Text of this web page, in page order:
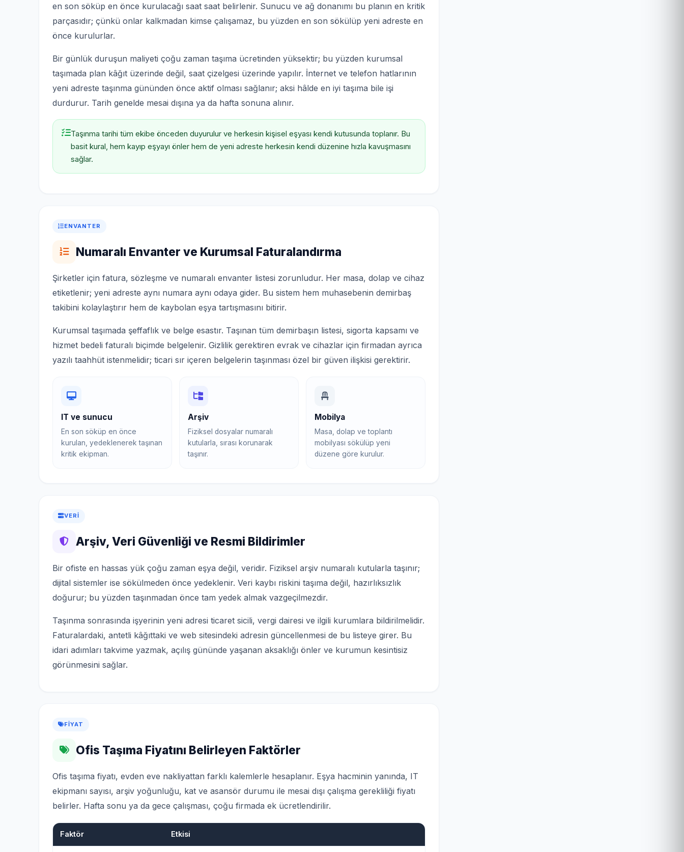
en son söküp en önce kurulacağı saat saat belirlenir. Sunucu ve ağ donanımı bu planın en kritik
parçasıdır; çünkü onlar kalkmadan kimse çalışamaz, bu yüzden en son sökülüp yeni adreste en
önce kurulurlar.
Bir günlük duruşun maliyeti çoğu zaman taşıma ücretinden yüksektir; bu yüzden kurumsal
taşımada plan kâğıt üzerinde değil, saat çizelgesi üzerinde yapılır. İnternet ve telefon hatlarının
yeni adreste taşınma gününden önce aktif olması sağlanır; aksi hâlde en iyi taşıma bile işi
durdurur. Tarih genelde mesai dışına ya da hafta sonuna alınır.
Taşınma tarihi tüm ekibe önceden duyurulur ve herkesin kişisel eşyası kendi kutusunda toplanır. Bu
basit kural, hem kayıp eşyayı önler hem de yeni adreste herkesin kendi düzenine hızla kavuşmasını
sağlar.
ENVANTER
Numaralı Envanter ve Kurumsal Faturalandırma
Şirketler için fatura, sözleşme ve numaralı envanter listesi zorunludur. Her masa, dolap ve cihaz
etiketlenir; yeni adreste aynı numara aynı odaya gider. Bu sistem hem muhasebenin demirbaş
takibini kolaylaştırır hem de kaybolan eşya tartışmasını bitirir.
Kurumsal taşımada şeffaflık ve belge esastır. Taşınan tüm demirbaşın listesi, sigorta kapsamı ve
hizmet bedeli faturalı biçimde belgelenir. Gizlilik gerektiren evrak ve cihazlar için firmadan ayrıca
yazılı taahhüt istenmelidir; ticari sır içeren belgelerin taşınması özel bir güven ilişkisi gerektirir.
IT ve sunucu
En son söküp en önce
kurulan, yedeklenerek taşınan
kritik ekipman.
Arşiv
Fiziksel dosyalar numaralı
kutularla, sırası korunarak
taşınır.
Mobilya
Masa, dolap ve toplantı
mobilyası sökülüp yeni
düzene göre kurulur.
VERI
Arşiv, Veri Güvenliği ve Resmi Bildirimler
Bir ofiste en hassas yük çoğu zaman eşya değil, veridir. Fiziksel arşiv numaralı kutularla taşınır;
dijital sistemler ise sökülmeden önce yedeklenir. Veri kaybı riskini taşıma değil, hazırlıksızlık
doğurur; bu yüzden taşınmadan önce tam yedek almak vazgeçilmezdir.
Taşınma sonrasında işyerinin yeni adresi ticaret sicili, vergi dairesi ve ilgili kurumlara bildirilmelidir.
Faturalardaki, antetli kâğıttaki ve web sitesindeki adresin güncellenmesi de bu listeye girer. Bu
idari adımları takvime yazmak, açılış gününde yaşanan aksaklığı önler ve kurumun kesintisiz
görünmesini sağlar.
FIYAT
Ofis Taşıma Fiyatını Belirleyen Faktörler
Ofis taşıma fiyatı, evden eve nakliyattan farklı kalemlerle hesaplanır. Eşya hacminin yanında, IT
ekipmanı sayısı, arşiv yoğunluğu, kat ve asansör durumu ile mesai dışı çalışma gerekliliği fiyatı
belirler. Hafta sonu ya da gece çalışması, çoğu firmada ek ücretlendirilir.
Faktör Etkisi